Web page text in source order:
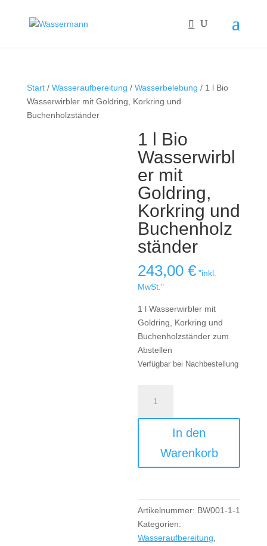
Start/ Wasseraufbereitung / Wasserbelebung / 1 l Bio
Wasserwirbler mit Goldring, Korkring und
Buchenholzständer
1 l Bio
Wasserwirbl
er mit
Goldring,
Korkring und
Buchenholz
ständer
243,00€ "inkl.
MwSt."
1 l Wasserwirbler mit
Goldring, Korkring und
Buchenholzständer zum
Abstellen
Verfügbar bei Nachbestellung
Bio
Wasserwirbler
Goldring,
Buchenholzständer
Menge
In den
Warenkorb
Artikelnummer: BW001-1-1
Kategorien:
Wasseraufbereitung